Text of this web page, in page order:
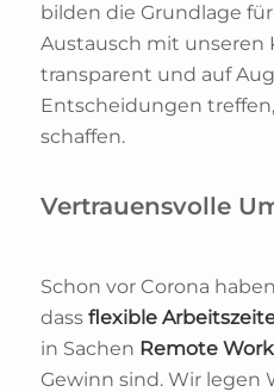
bilden die Grundlage
Austausch mit unseren
transparent und auf
Entscheidungen
schaffen.
Vertrauensvolle
Schon vor Corona
dass flexible
in Sachen Remote Work
Gewinn sind. Wir legen